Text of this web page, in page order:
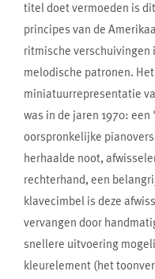
titel doet vermoeden is
principes van de
ritmische verschuivingen
melodische patronen.
miniatuurrepresentatie
was in de jaren 1970:
oorspronkelijke
herhaalde noot,
rechterhand, een
klavecimbel is deze
vervangen door
snellere uitvoering
kleurelement (het